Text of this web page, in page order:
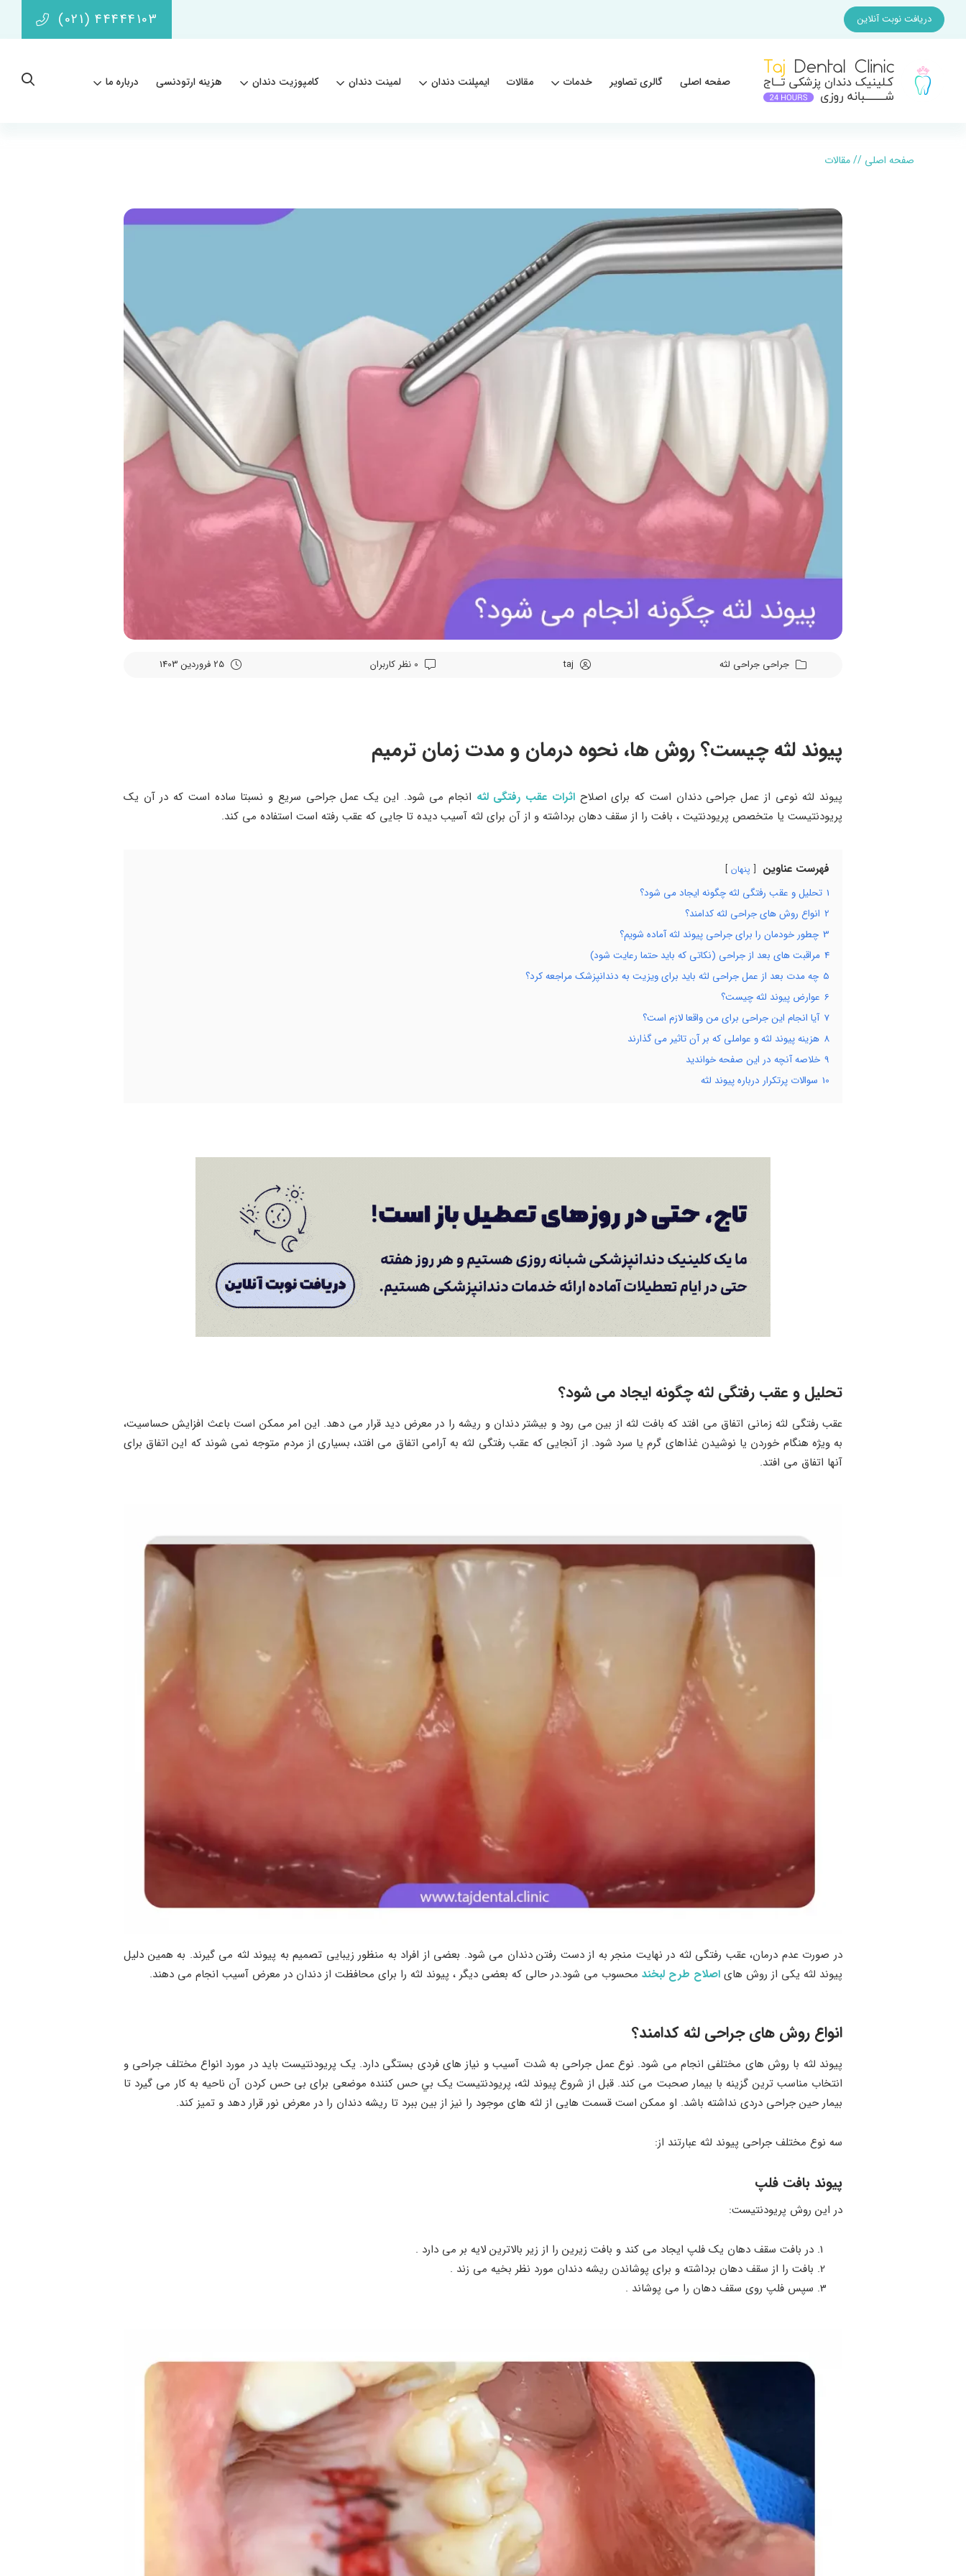
دریافت نوبت آنلاین (021) 44444103
صفحه اصلی گالری تصاویر خدمات مقالات ایمپلنت دندان لمینت دندان کامپوزیت دندان هزینه ارتودنسی درباره ما
صفحه اصلی //مقالات
جراحی جراحی لثه taj
پیوند لثه چیست؟ روش ها، نحوه درمان و مدت زمان ترمیم
پیوند لثه نوعی از عمل جراحی دندان است که برای اصلاحاثرات عقب رفتگی لثه انجام می شود. این یک عمل جراحی سریع و نسبتا ساده است که در آن یک
پریودنتیست یا متخصص پریودنتیت ، بافت را از سقف دهان برداشته و از آن برای لثه آسیب دیده تا جایی که عقب رفته است استفاده می کند.
فهرست عناوین پنهان
1 تحلیل و عقب رفتگی لثه چگونه ایجاد می شود؟
2 انواع روش های جراحی لثه کدامند؟
3 چطور خودمان را برای جراحی پیوند لثه آماده شویم؟
4 مراقبت های بعد از جراحی (نکاتی که باید حتما رعایت شود)
5 چه مدت بعد از عمل جراحی لثه باید برای ویزیت به دندانپزشک مراجعه کرد؟
6 عوارض پیوند لثه چیست؟
7 آیا انجام این جراحی برای من واقعا لازم است؟
8 هزینه پیوند لثه و عواملی که بر آن تاثیر می گذارند
9 خلاصه آنچه در این صفحه خواندید
10 سوالات پرتکرار درباره پیوند لثه
تحلیل و عقب رفتگی لثه چگونه ایجاد می شود؟
عقب رفتگی لثه زمانی اتفاق می افتد که بافت لثه از بین می رود و بیشتر دندان و ریشه را در معرض دید قرار می دهد. این امر ممکن است باعث افزایش حساسیت،
به ویژه هنگام خوردن یا نوشیدن غذاهای گرم یا سرد شود. از آنجایی که عقب رفتگی لثه به آرامی اتفاق می افتد، بسیاری از مردم متوجه نمی شوند که این اتفاق برای
آنها اتفاق می افتد.
در صورت عدم درمان، عقب رفتگی لثه در نهایت منجر به از دست رفتن دندان می شود. بعضی از افراد به منظور زیبایی تصمیم به پیوند لثه می گیرند. به همین دلیل
پیوند لثه یکی از روش های اصلاح طرح لبخند محسوب می شود.در حالی که بعضی دیگر ، پیوند لثه را برای محافظت از دندان در معرض آسیب انجام می دهند.
انواع روش های جراحی لثه کدامند؟
پیوند لثه با روش های مختلفی انجام می شود. نوع عمل جراحی به شدت آسیب و نیاز های فردی بستگی دارد. یک پریودنتیست باید در مورد انواع مختلف جراحی و
انتخاب مناسب ترین گزینه با بیمار صحبت می کند. قبل از شروع پیوند لثه، پريودنتيست يک بي حس کننده موضعی برای بی حس كردن آن ناحيه به كار می گيرد تا
بیمار حین جراحی دردی نداشته باشد. او ممکن است قسمت هایی از لثه های موجود را نیز از بین ببرد تا ریشه دندان را در معرض نور قرار دهد و تمیز کند.
سه نوع مختلف جراحی پیوند لثه عبارتند از:
پیوند بافت فلپ
در این روش پریودنتیست:
در بافت سقف دهان یک فلپ ایجاد می کند و بافت زیرین را از زیر بالاترین لایه بر می دارد .
بافت را از سقف دهان برداشته و برای پوشاندن ریشه دندان مورد نظر بخیه می زند .
سپس فلپ روی سقف دهان را می پوشاند .